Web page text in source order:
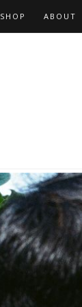
SHOP ABOUT